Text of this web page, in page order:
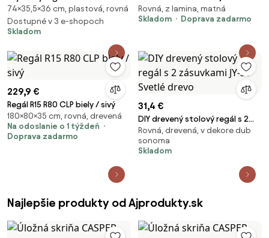
na kolieskach, plastový
74×35,5×36 cm, plastová, rovná
Dostupné v 3 e-shopoch
Skladom
zásuviek, 3 priehradky, biela,
tmavoružová
Rovná, z lamina, matná
Skladom
Doprava zadarmo
229,9 €
Regál R15 R80 CLP biely / sivý
180×80×35 cm, rovná, drevená
Na odoslanie o 1 týždeň
Doprava zadarmo
31,4 €
DIY drevený stolový regál s 2
zásuvkami JY-39 Svetlé drevo
Rovná, drevená, v dekore dub
sonoma
Skladom
Najlepšie produkty od Ajprodukty.sk